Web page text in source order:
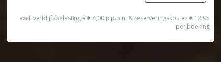
excl. verblijfsbelasting à € 4,00 p.p.p.n. & reserveringskosten € 12,95
per boeking